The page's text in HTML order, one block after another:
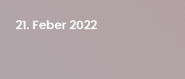
21. Feber 2022